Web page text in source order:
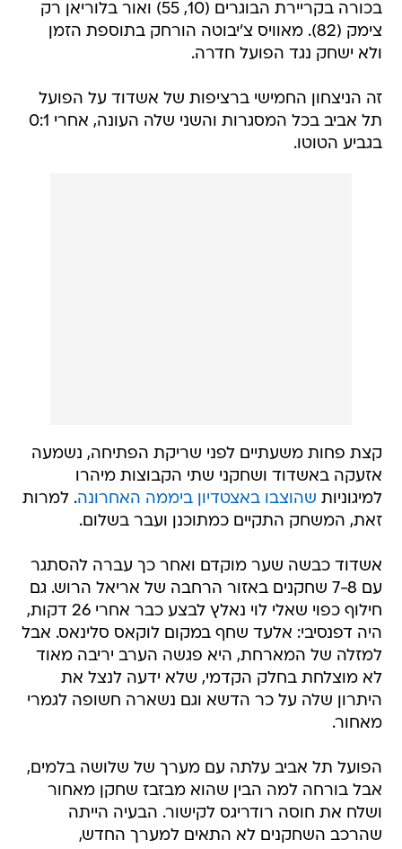
בכורה בקריירת הבוגרים (10, 55) ואור בלוריאן רק
צימק (82). מאוויס צ'יבוטה הורחק בתוספת הזמן
ולא ישחק נגד הפועל חדרה.
זה הניצחון החמישי ברציפות של אשדוד על הפועל
תל אביב בכל המסגרות והשני שלה העונה, אחרי 0:1
בגביע הטוטו.
קצת פחות משעתיים לפני שריקת הפתיחה, נשמעה
אזעקה באשדוד ושחקני שתי הקבוצות מיהרו
למיגוניות שהוצבו באצטדיון ביממה האחרונה. למרות
זאת, המשחק התקיים כמתוכנן ועבר בשלום.
אשדוד כבשה שער מוקדם ואחר כך עברה להסתגר
עם 7-8 שחקנים באזור הרחבה של אריאל הרוש. גם
חילוף כפוי שאלי לוי נאלץ לבצע כבר אחרי 26 דקות,
היה דפנסיבי: אלעד שחף במקום לוקאס סלינאס. אבל
למזלה של המארחת, היא פגשה הערב יריבה מאוד
לא מוצלחת בחלק הקדמי, שלא ידעה לנצל את
היתרון שלה על כר הדשא וגם נשארה חשופה לגמרי
מאחור.
הפועל תל אביב עלתה עם מערך של שלושה בלמים,
אבל בורחה למה הבין שהוא מבזבז שחקן מאחור
ושלח את חוסה רודריגס לקישור. הבעיה הייתה
שהרכב השחקנים לא התאים למערך החדש,